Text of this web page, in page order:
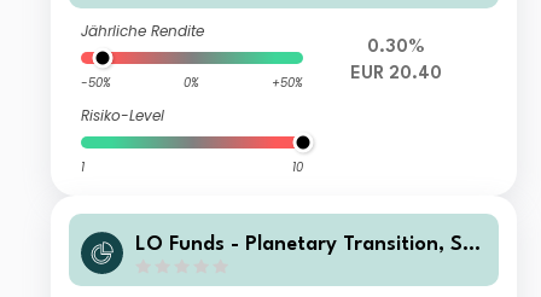
Jährliche Rendite
-50% 0% +50%
Risiko-Level
1 10
0.30%
EUR 20.40
LO Funds - Planetary Transition, Sys